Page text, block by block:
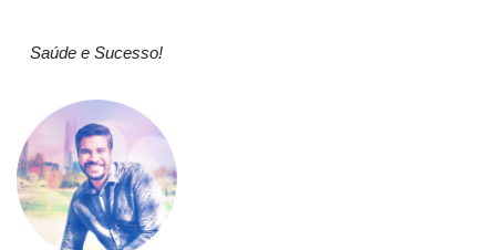
Saúde e Sucesso!